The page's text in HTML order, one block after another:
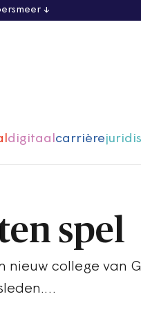
meer
digitaalcarrière
spel
nieuw college van